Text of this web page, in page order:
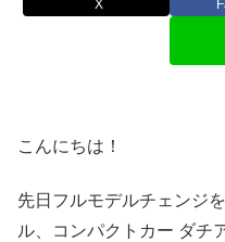
X
こんにちは！
先日フルモデルチェンジ
ル、コンパクトカー ダチ